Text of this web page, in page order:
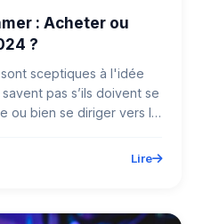
: Acheter ou
?
sceptiques à l'idée
pas s’ils doivent se
ou bien se diriger vers le
Lire